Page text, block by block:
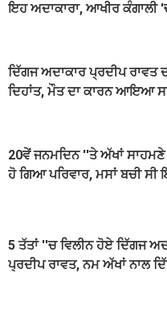
ਇਹ ਅਦਾਕਾਰਾ, ਆਖੀਰ ਕੰਗਾਲੀ
ਦਿੱਗਜ ਅਦਾਕਾਰ ਪ੍ਰਦੀਪ ਰਾਵਤ
ਦਿਹਾਂਤ, ਮੌਤ ਦਾ ਕਾਰਨ ਆਇਆ
20ਵੇਂ ਜਨਮਦਿਨ ''ਤੇ ਅੱਖਾਂ
ਹੋ ਗਿਆ ਪਰਿਵਾਰ, ਮਸਾਂ ਬਚੀ ਸੀ
5 ਤੱਤਾਂ ''ਚ ਵਿਲੀਨ ਹੋਏ ਦਿੱਗਜ
ਪ੍ਰਦੀਪ ਰਾਵਤ, ਨਮ ਅੱਖਾਂ ਨਾਲ